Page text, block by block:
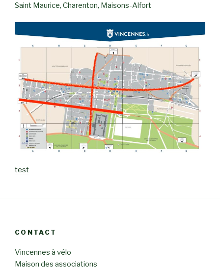
Saint Maurice, Charenton, Maisons-Alfort
test
CONTACT
Vincennes à vélo
Maison des associations